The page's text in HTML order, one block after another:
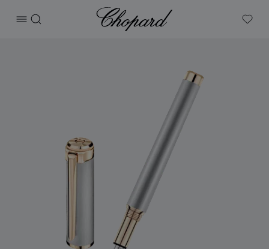
打开菜单
搜索
Chopard
My